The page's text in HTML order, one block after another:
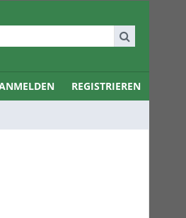
REGISTRIEREN